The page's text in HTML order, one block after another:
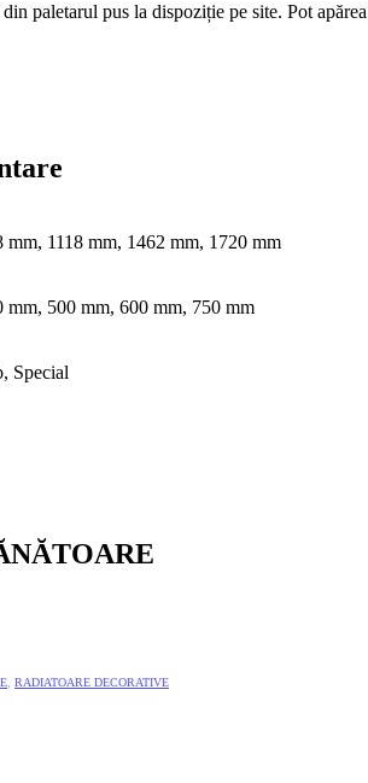
paletarul pus la dispoziție pe site. Pot
mm, 1118 mm, 1462 mm, 1720 mm
mm, 500 mm, 600 mm, 750 mm
Special
RADIATOARE DECORATIVE